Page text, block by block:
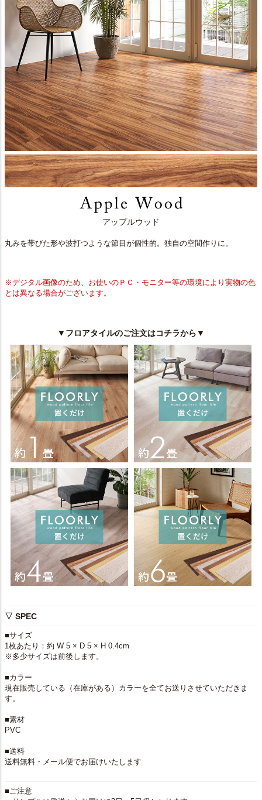
アップルウッド
丸みを帯びた形や波打つような節目が個性的。独自の空間作りに。
※デジタル画像のため、お使いのＰＣ・モニター等の環境により実物の色
とは異なる場合がございます。
▼フロアタイルのご注文はコチラから▼
▽ SPEC
■サイズ
1枚あたり：約 W 5 × D 5 × H 0.4cm
※多少サイズは前後します。
■カラー
現在販売している（在庫がある）カラーを全てお送りさせていただきま
す。
■素材
PVC
■送料
送料無料・メール便でお届けいたします
■ご注意